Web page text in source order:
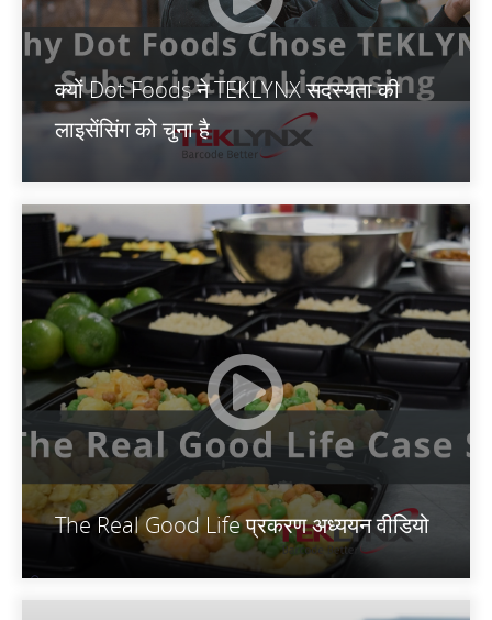
क्यों Dot Foods ने TEKLYNX सदस्यता की
लाइसेंसिंग को चुना है
The Real Good Life प्रकरण अध्ययन वीडियो